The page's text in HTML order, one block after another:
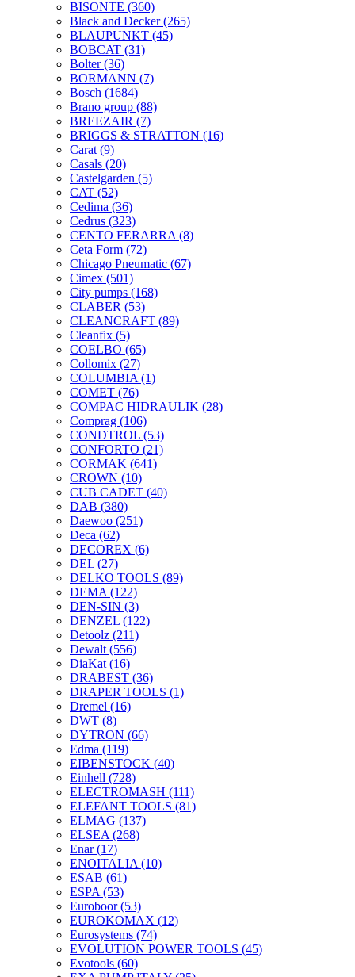
BISONTE (360)
Black and Decker(265)
BLAUPUNKT (45)
BOBCAT (31)
Bolter(36)
BORMANN (7)
Bosch (1684)
Brano group (88)
BREEZAIR (7)
BRIGGS & STRATTON (16)
Carat (9)
Casals (20)
Castelgarden (5)
CAT (52)
Cedima (36)
Cedrus (323)
CENTO FERARRA (8)
Ceta Form (72)
Chicago Pneumatic (67)
Cimex (501)
City pumps (168)
CLABER (53)
CLEANCRAFT (89)
Cleanfix (5)
COELBO (65)
Collomix (27)
COLUMBIA (1)
COMET (76)
COMPAC HIDRAULIK (28)
Comprag (106)
CONDTROL (53)
CONFORTO (21)
CORMAK (641)
CROWN (10)
CUB CADET (40)
DAB (380)
Daewoo (251)
Deca (62)
DECOREX (6)
DEL (27)
DELKO TOOLS (89)
DEMA (122)
DEN-SIN (3)
DENZEL (122)
Detoolz (211)
Dewalt (556)
DiaKat (16)
DRABEST (36)
DRAPER TOOLS (1)
Dremel (16)
DWT (8)
DYTRON (66)
Edma (119)
EIBENSTOCK (40)
Einhell (728)
ELECTROMASH (111)
ELEFANT TOOLS (81)
ELMAG (137)
ELSEA (268)
Enar(17)
ENOITALIA (10)
ESAB (61)
ESPA (53)
Euroboor(53)
EUROKOMAX (12)
Eurosystems (74)
EVOLUTION POWER TOOLS (45)
Evotools (60)